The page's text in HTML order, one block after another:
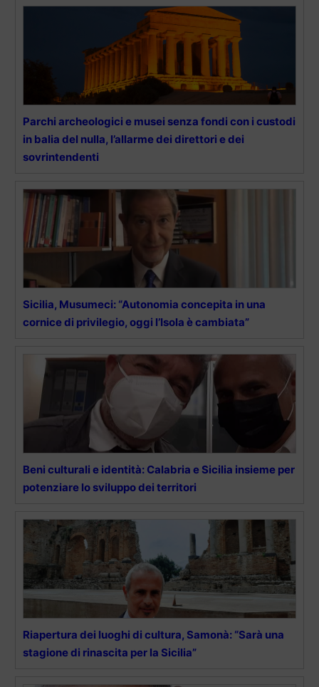
Parchi archeologici e musei senza fondi con i custodi
in balia del nulla, l’allarme dei direttori e dei
sovrintendenti
Sicilia, Musumeci: “Autonomia concepita in una
cornice di privilegio, oggi l’Isola è cambiata”
Beni culturali e identità: Calabria e Sicilia insieme per
potenziare lo sviluppo dei territori
Riapertura dei luoghi di cultura, Samonà: “Sarà una
stagione di rinascita per la Sicilia”